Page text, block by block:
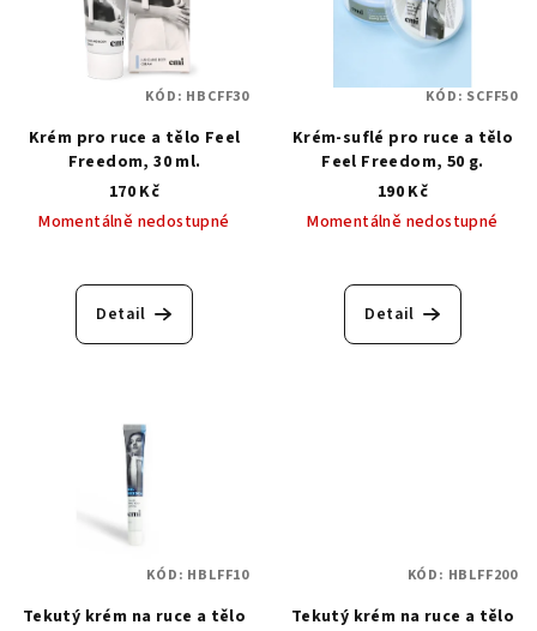
Krém pro ruce a tělo Feel
Freedom, 30 ml.
170 Kč
Momentálně nedostupné
Detail
KÓD: HBCFF30
Krém-suflé pro ruce a tělo
Feel Freedom, 50 g.
190 Kč
Momentálně nedostupné
Detail
KÓD: SCFF50
Tekutý krém na ruce a tělo
KÓD: HBLFF10
Tekutý krém na ruce a tělo
KÓD: HBLFF200